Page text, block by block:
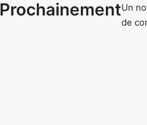
ProchainementUn
de